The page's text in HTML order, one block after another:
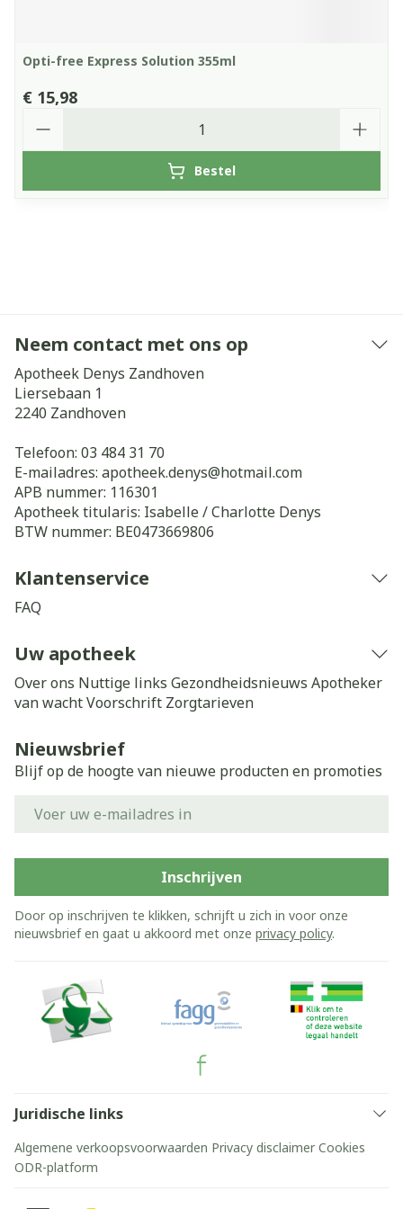
Opti-free Express Solution 355ml
€ 15,98
Bestel
Neem contact met ons op
Apotheek Denys Zandhoven
Liersebaan 1
2240 Zandhoven
Telefoon: 03 484 31 70
E-mailadres: apotheek.denys@hotmail.com
APB nummer: 116301
Apotheek titularis: Isabelle / Charlotte Denys
BTW nummer: BE0473669806
Klantenservice
FAQ
Uw apotheek
Over ons Nuttige links Gezondheidsnieuws Apotheker
van wachtVoorschrift Zorgtarieven
Nieuwsbrief
Blijf op de hoogte van nieuwe producten en promoties
Inschrijven
Door op inschrijven te klikken, schrijft u zich in voor onze
nieuwsbrief en gaat u akkoord met onze privacy policy.
Juridische links
Algemene verkoopsvoorwaarden Privacy disclaimer Cookies
ODR-platform